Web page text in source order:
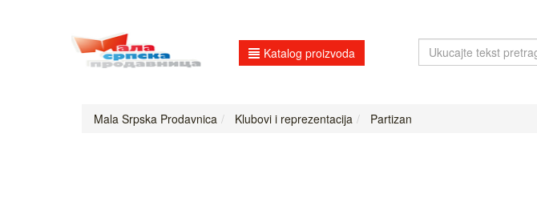
Katalog proizvoda
Mala Srpska Prodavnica Klubovi i reprezentacija Partizan